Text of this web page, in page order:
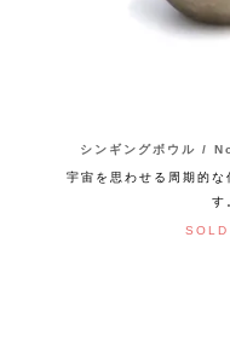
シンギングボウル /
宇宙を思わせる周期的
す